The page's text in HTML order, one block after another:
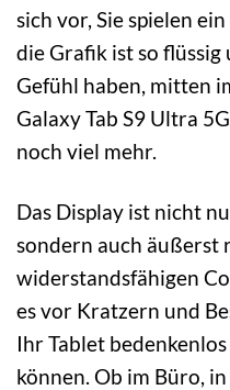
sich vor, Sie spielen
die Grafik ist so flüssig
Gefühl haben, mitten
Galaxy Tab S9 Ultra
noch viel mehr.
Das Display ist nicht
sondern auch äußerst
widerstandsfähigen
es vor Kratzern und
Ihr Tablet
können. Ob im Büro,